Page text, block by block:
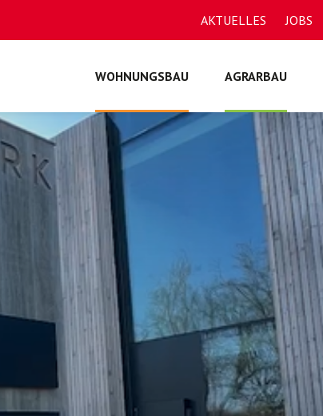
AKTUELLES JOBS
WOHNUNGSBAU AGRARBAU